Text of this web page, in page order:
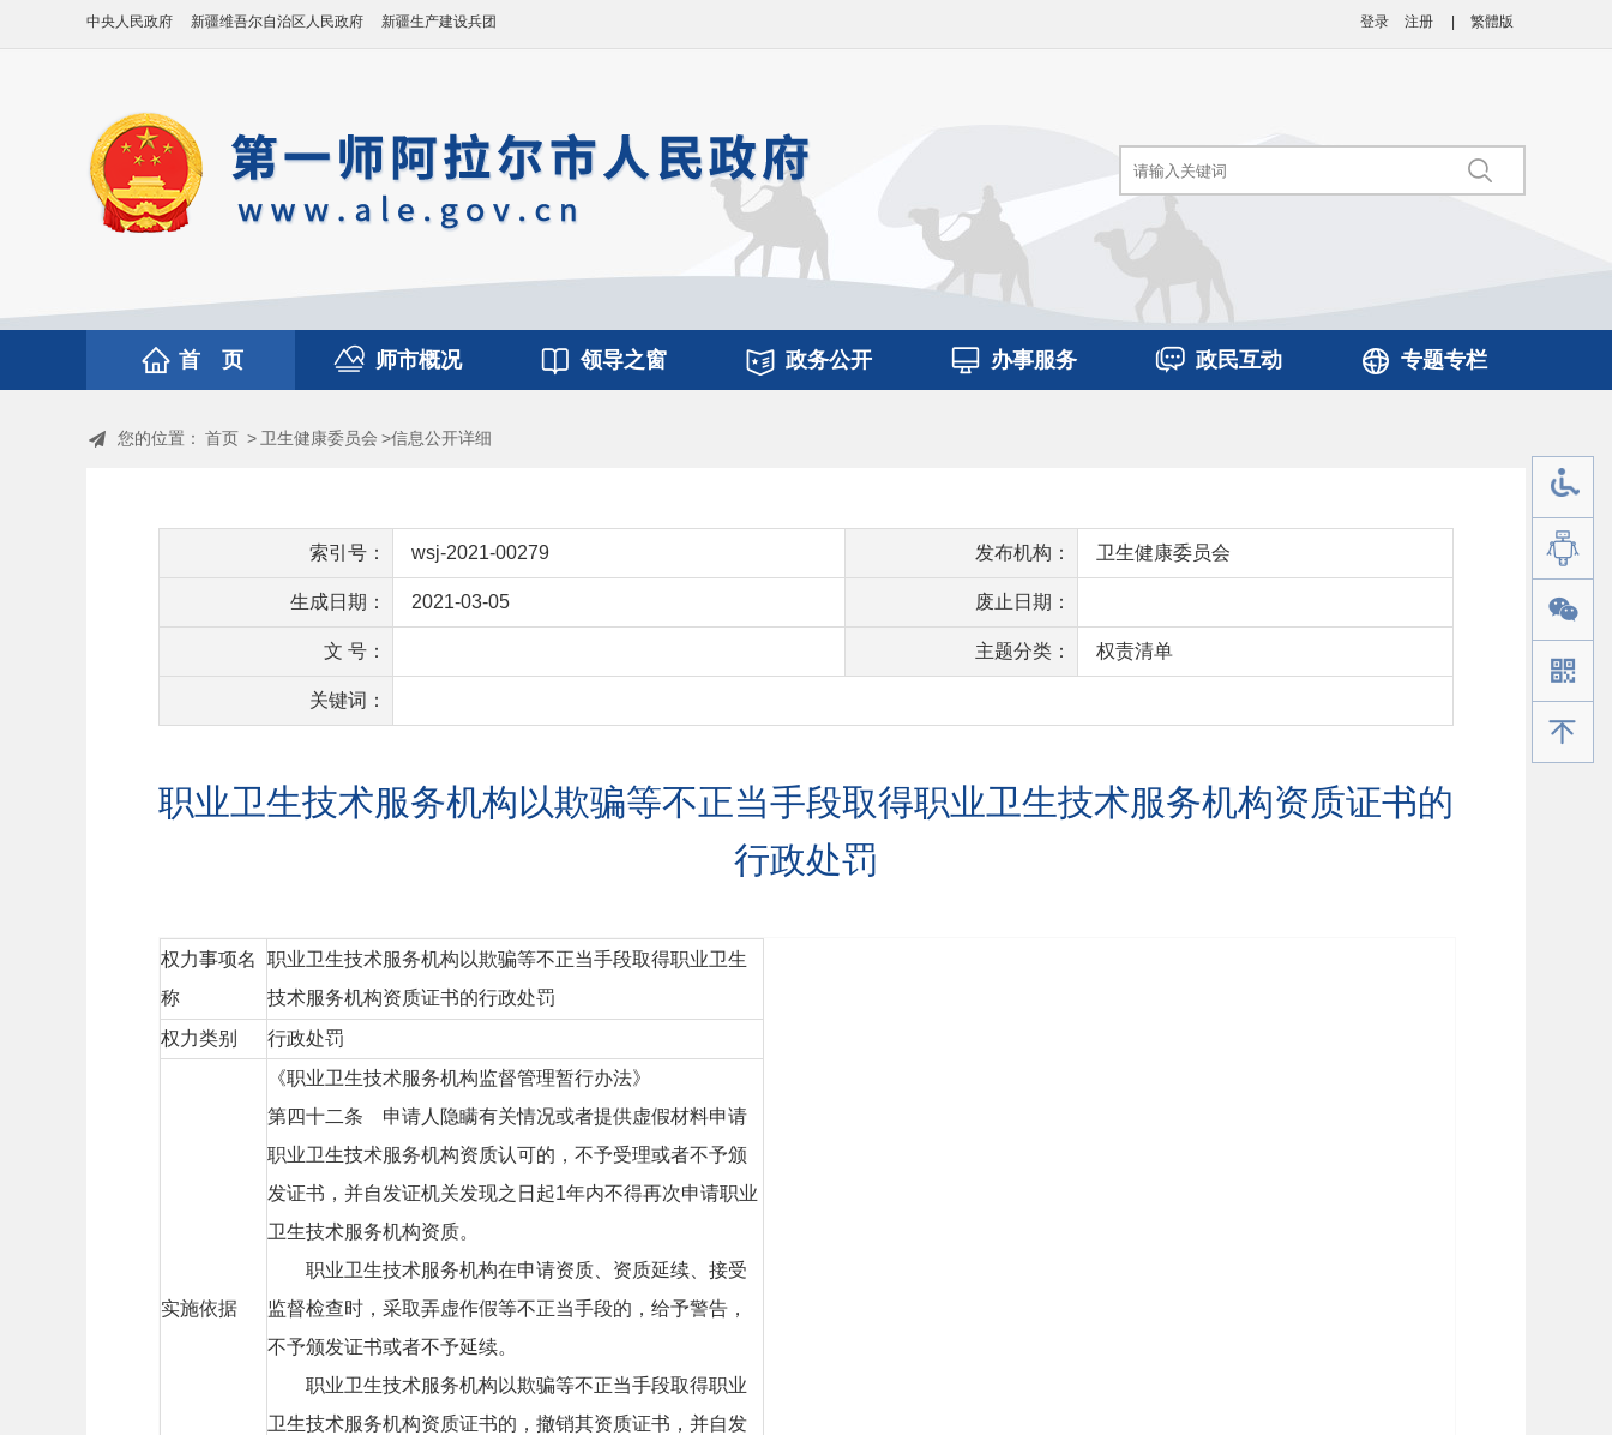
登录 注册 繁體版
中央人民政府 新疆维吾尔自治区人民政府 新疆生产建设兵团
首 页 师市概况 领导之窗 政务公开 办事服务 政民互动 专题专栏
您的位置： 首页 > 卫生健康委员会 >信息公开详细
索引号： wsj-2021-00279 发布机构： 卫生健康委员会
生成日期： 2021-03-05 废止日期：
文 号： 主题分类： 权责清单
关键词：
职业卫生技术服务机构以欺骗等不正当手段取得职业卫生技术服务机构资质证书的
行政处罚
权力事项名
称
职业卫生技术服务机构以欺骗等不正当手段取得职业卫生
技术服务机构资质证书的行政处罚
权力类别
行政处罚
实施依据
《职业卫生技术服务机构监督管理暂行办法》
第四十二条 申请人隐瞒有关情况或者提供虚假材料申请
职业卫生技术服务机构资质认可的，不予受理或者不予颁
发证书，并自发证机关发现之日起1年内不得再次申请职业
卫生技术服务机构资质。
职业卫生技术服务机构在申请资质、资质延续、接受
监督检查时，采取弄虚作假等不正当手段的，给予警告，
不予颁发证书或者不予延续。
职业卫生技术服务机构以欺骗等不正当手段取得职业
卫生技术服务机构资质证书的，撤销其资质证书，并自发
手机版